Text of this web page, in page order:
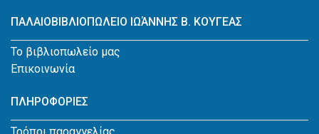
ΠΑΛΑΙΟΒΙΒΛΙΟΠΩΛΕΙΟ ΙΩΆΝΝΗΣ Β. ΚΟΥΓΕΑΣ
Το βιβλιοπωλείο μας
Επικοινωνία
ΠΛΗΡΟΦΟΡΙΕΣ